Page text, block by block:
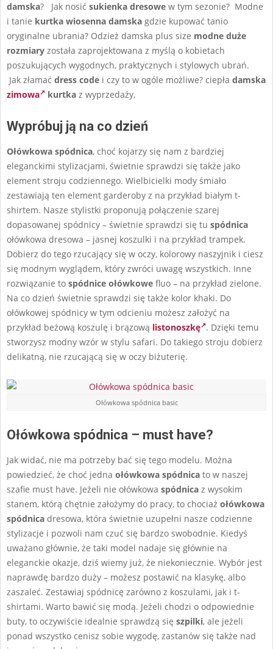
damska? Jak nosić sukienka dresowe w tym sezonie? Modne
i tanie kurtka wiosenna damska gdzie kupować tanio
oryginalne ubrania? Odzież damska plus size modne duże
rozmiary została zaprojektowana z myślą o kobietach
poszukujących wygodnych, praktycznych i stylowych ubrań.
Jak złamać dress code i czy to w ogóle możliwe? ciepła damska
zimowa
kurtka z wyprzedaży,
Wypróbuj ją na co dzień
Ołówkowa spódnica, choć kojarzy się nam z bardziej
eleganckimi stylizacjami, świetnie sprawdzi się także jako
element stroju codziennego. Wielbicielki mody śmiało
zestawiają ten element garderoby z na przykład białym t-
shirtem. Nasze stylistki proponują połączenie szarej
dopasowanej spódnicy – świetnie sprawdzi się tu spódnica
ołówkowa dresowa – jasnej koszulki i na przykład trampek.
Dobierz do tego rzucający się w oczy, kolorowy naszyjnik i ciesz
się modnym wyglądem, który zwróci uwagę wszystkich. Inne
rozwiązanie to spódnice ołówkowe fluo – na przykład zielone.
Na co dzień świetnie sprawdzi się także kolor khaki. Do
ołówkowej spódnicy w tym odcieniu możesz założyć na
przykład beżową koszulę i brązową listonoszkę . Dzięki temu
stworzysz modny wzór w stylu safari. Do takiego stroju dobierz
delikatną, nie rzucającą się w oczy biżuterię.
Ołówkowa spódnica basic
Ołówkowa spódnica – must have?
Jak widać, nie ma potrzeby bać się tego modelu. Można
powiedzieć, że choć jedna ołówkowa spódnica to w naszej
szafie must have. Jeżeli nie ołówkowa spódnica z wysokim
stanem, którą chętnie założymy do pracy, to chociaż ołówkowa
spódnica dresowa, która świetnie uzupełni nasze codzienne
stylizacje i pozwoli nam czuć się bardzo swobodnie. Kiedyś
uważano głównie, że taki model nadaje się głównie na
eleganckie okazje, dziś wiemy już, że niekoniecznie. Wybór jest
naprawdę bardzo duży – możesz postawić na klasykę, albo
zaszaleć. Zestawiaj spódnicę zarówno z koszulami, jak i t-
shirtami. Warto bawić się modą. Jeżeli chodzi o odpowiednie
buty, to oczywiście idealnie sprawdzą się szpilki, ale jeżeli
ponad wszystko cenisz sobie wygodę, zastanów się także nad